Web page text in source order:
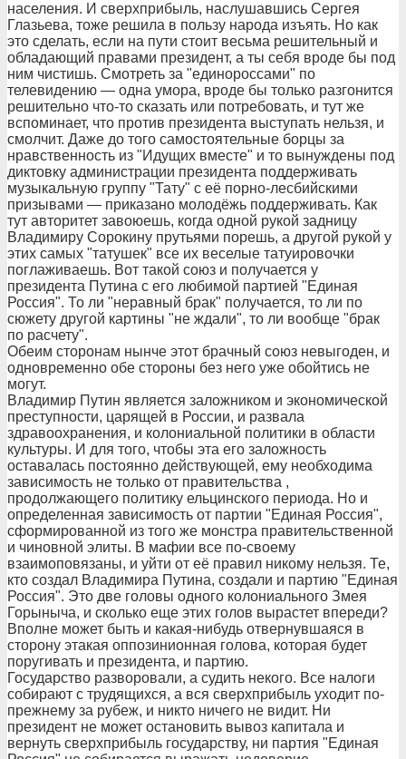
населения. И сверхприбыль, наслушавшись Сергея
Глазьева, тоже решила в пользу народа изъять. Но как
это сделать, если на пути стоит весьма решительный и
обладающий правами президент, а ты себя вроде бы под
ним чистишь. Смотреть за "единороссами" по
телевидению — одна умора, вроде бы только разгонится
решительно что-то сказать или потребовать, и тут же
вспоминает, что против президента выступать нельзя, и
смолчит. Даже до того самостоятельные борцы за
нравственность из "Идущих вместе" и то вынуждены под
диктовку администрации президента поддерживать
музыкальную группу "Тату" с её порно-лесбийскими
призывами — приказано молодёжь поддерживать. Как
тут авторитет завоюешь, когда одной рукой задницу
Владимиру Сорокину прутьями порешь, а другой рукой у
этих самых "татушек" все их веселые татуировочки
поглаживаешь. Вот такой союз и получается у
президента Путина с его любимой партией "Единая
Россия". То ли "неравный брак" получается, то ли по
сюжету другой картины "не ждали", то ли вообще "брак
по расчету".
Обеим сторонам нынче этот брачный союз невыгоден, и
одновременно обе стороны без него уже обойтись не
могут.
Владимир Путин является заложником и экономической
преступности, царящей в России, и развала
здравоохранения, и колониальной политики в области
культуры. И для того, чтобы эта его заложность
оставалась постоянно действующей, ему необходима
зависимость не только от правительства ,
продолжающего политику ельцинского периода. Но и
определенная зависимость от партии "Единая Россия",
сформированной из того же монстра правительственной
и чиновной элиты. В мафии все по-своему
взаимоповязаны, и уйти от её правил никому нельзя. Те,
кто создал Владимира Путина, создали и партию "Единая
Россия". Это две головы одного колониального Змея
Горыныча, и сколько еще этих голов вырастет впереди?
Вполне может быть и какая-нибудь отвернувшаяся в
сторону этакая оппозинионная голова, которая будет
поругивать и президента, и партию.
Государство разворовали, а судить некого. Все налоги
собирают с трудящихся, а вся сверхприбыль уходит по-
прежнему за рубеж, и никто ничего не видит. Ни
президент не может остановить вывоз капитала и
вернуть сверхприбыль государству, ни партия "Единая